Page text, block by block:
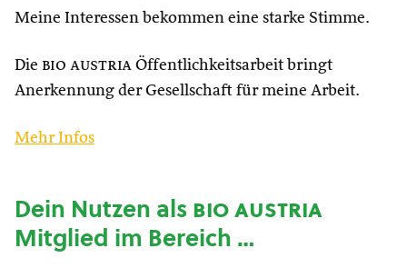
Meine Interessen bekommen eine starke Stimme.
Die bio austria Öffentlichkeitsarbeit bringt
Anerkennung der Gesellschaft für meine Arbeit.
Mehr Infos
Dein Nutzen alsbio austria
Mitglied im Bereich …